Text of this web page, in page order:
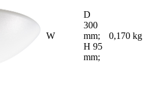
W
D
300
mm;
H 95
mm;
0,170 kg